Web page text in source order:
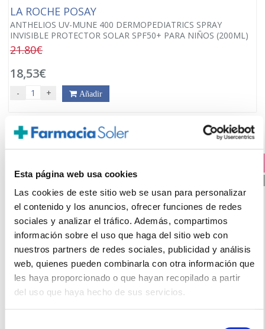
Esta página web usa cookies
Las cookies de este sitio web se usan para personalizar
el contenido y los anuncios, ofrecer funciones de redes
sociales y analizar el tráfico. Además, compartimos
información sobre el uso que haga del sitio web con
nuestros partners de redes sociales, publicidad y análisis
web, quienes pueden combinarla con otra información que
les haya proporcionado o que hayan recopilado a partir
del uso que haya hecho de sus servicios.
LA ROCHE POSAY
ANTHELIOS UV-MUNE 400 DERMOPEDIATRICS SPRAY
INVISIBLE PROTECTOR SOLAR SPF50+ PARA NIÑOS (200ML)
21.80€
18,53€
- + Añadir
LA ROCHE POSAY